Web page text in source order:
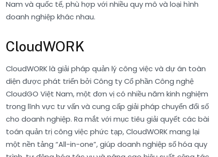
Nam và quốc tế, phù hợp với nhiều quy mô và loại hình
doanh nghiệp khác nhau.
CloudWORK
CloudWORK là giải pháp quản lý công việc và dự án toàn
diện được phát triển bởi Công ty Cổ phần Công nghệ
CloudGO Việt Nam, một đơn vị có nhiều năm kinh nghiệm
trong lĩnh vực tư vấn và cung cấp giải pháp chuyển đổi số
cho doanh nghiệp. Ra mắt với mục tiêu giải quyết các bài
toán quản trị công việc phức tạp, CloudWORK mang lại
một nền tảng “All-in-one”, giúp doanh nghiệp số hóa quy